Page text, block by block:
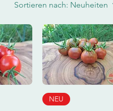
Sortieren nach: Neuheiten
Schnellansicht
NEU